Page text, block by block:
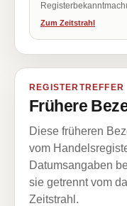
Zum Zeitstrahl
REGISTERTREFFER
Frühere
Diese früheren
vom
Datumsangaben
sie getrennt vom
Zeitstrahl.